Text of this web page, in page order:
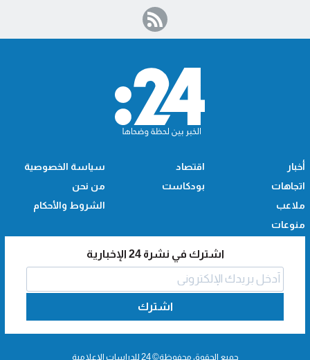
أخبار
اتجاهات
ملاعب
منوعات
اقتصاد
بودكاست
سياسة الخصوصية
من نحن
الشروط والأحكام
اشترك في نشرة 24 الإخبارية
اشترك
جميع الحقوق محفوظة© 24 للدراسات الإعلامية